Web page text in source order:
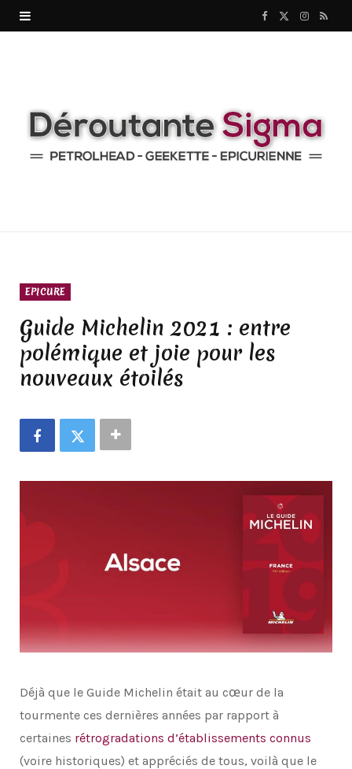
F
b i
I
a
R
EPICURE
Guide Michelin 2021 : entre
polémique et joie pour les
nouveaux étoilés
Déjà que le Guide Michelin était au cœur de la
tourmente ces dernières années par rapport à
certaines rétrogradations d’établissements connus
(voire historiques) et appréciés de tous, voilà que le